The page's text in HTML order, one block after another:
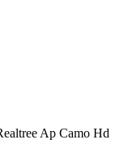
Ap Camo Hd